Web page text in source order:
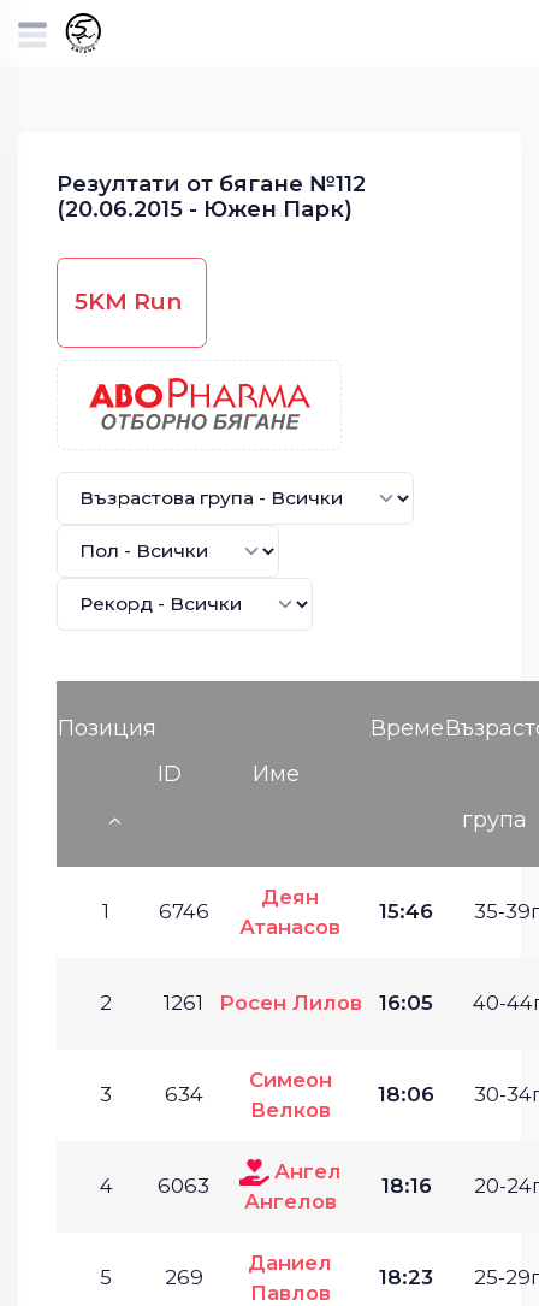
Резултати от бягане №112
(20.06.2015 - Южен Парк)
5KM Run
Позиция
ID
Име
Време
група
1 6746
Деян
Атанасов
15:46 35-
2 1261 Росен Лилов 16:05 40-
3 634
Симеон
Велков
18:06 30-
4 6063
Ангел
Ангелов
18:16 20-
5 269
Даниел
Павлов
18:23 25-